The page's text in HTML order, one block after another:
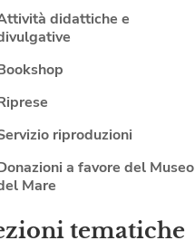
didattiche e
riproduzioni
a favore del Museo
Mare
tematiche